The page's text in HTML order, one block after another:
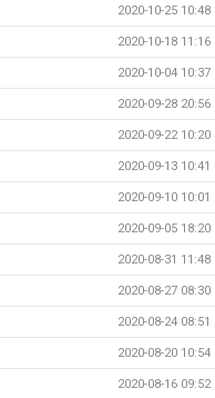
2020-10-25 10:48
2020-10-18 11:16
2020-10-04 10:37
2020-09-28 20:56
2020-09-22 10:20
2020-09-13 10:41
2020-09-10 10:01
2020-09-05 18:20
2020-08-31 11:48
2020-08-27 08:30
2020-08-24 08:51
2020-08-20 10:54
2020-08-16 09:52